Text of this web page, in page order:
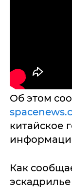
Об этом
китайское
Как